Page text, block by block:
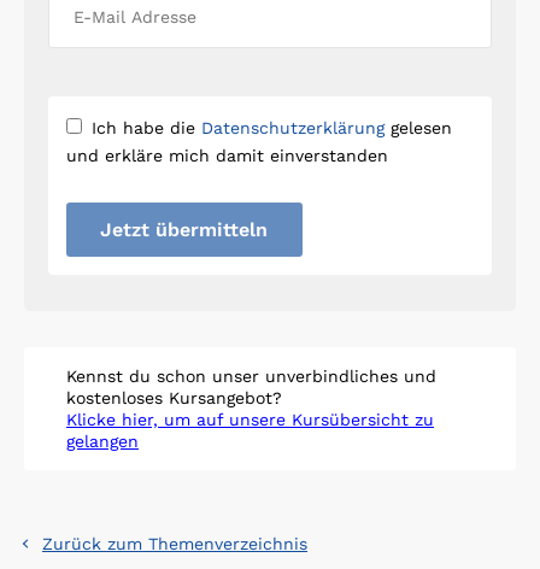
Ich habe die Datenschutzerklärunggelesen
und erkläre mich damit einverstanden
Jetzt übermitteln
Kennst du schon unser unverbindliches und
kostenloses Kursangebot?
Klicke hier, um auf unsere Kursübersicht zu
gelangen
Zurück zum Themenverzeichnis